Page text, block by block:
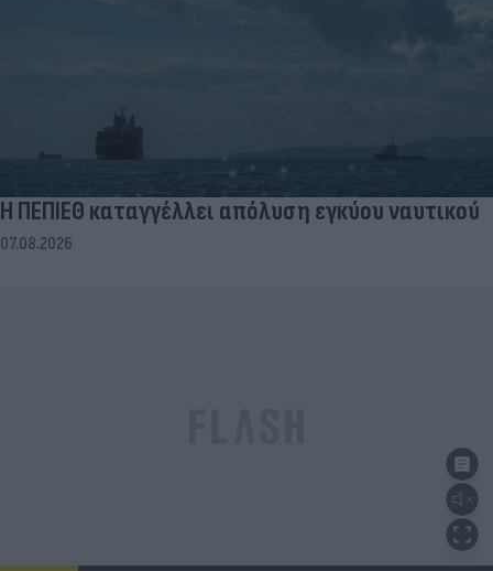
Η ΠΕΠΙΕΘ καταγγέλλει απόλυση εγκύου ναυτικού
07.08.2026